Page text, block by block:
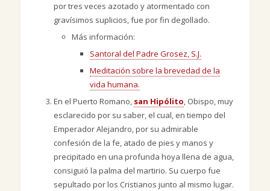
por tres veces azotado y atormentado con
gravísimos suplicios, fue por fin degollado.
Más información:
Santoral del Padre Grosez, S.J.
Meditación sobre la brevedad de la
vida humana.
En el Puerto Romano, san Hipólito, Obispo, muy
esclarecido por su saber, el cual, en tiempo del
Emperador Alejandro, por su admirable
confesión de la fe, atado de pies y manos y
precipitado en una profunda hoya llena de agua,
consiguió la palma del martirio. Su cuerpo fue
sepultado por los Cristianos junto al mismo lugar.